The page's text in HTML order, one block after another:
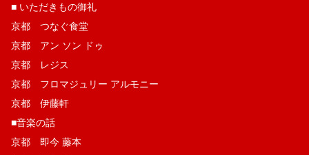
■ いただきもの御礼
京都 つなぐ食堂
京都 アン ソン ドゥ
京都 レジス
京都 フロマジュリー アルモニー
京都 伊藤軒
■音楽の話
京都 即今 藤本